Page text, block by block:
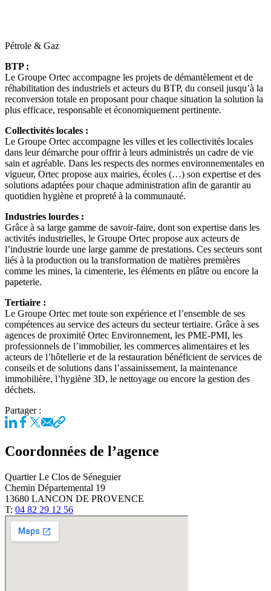
Pétrole & Gaz
BTP :
Le Groupe Ortec accompagne les projets de démantèlement et de
réhabilitation des industriels et acteurs du BTP, du conseil jusqu’à la
reconversion totale en proposant pour chaque situation la solution la
plus efficace, responsable et économiquement pertinente.
Collectivités locales :
Le Groupe Ortec accompagne les villes et les collectivités locales
dans leur démarche pour offrir à leurs administrés un cadre de vie
sain et agréable. Dans les respects des normes environnementales en
vigueur, Ortec propose aux mairies, écoles (…) son expertise et des
solutions adaptées pour chaque administration afin de garantir au
quotidien hygiène et propreté à la communauté.
Industries lourdes :
Grâce à sa large gamme de savoir-faire, dont son expertise dans les
activités industrielles, le Groupe Ortec propose aux acteurs de
l’industrie lourde une large gamme de prestations. Ces secteurs sont
liés à la production ou la transformation de matières premières
comme les mines, la cimenterie, les éléments en plâtre ou encore la
papeterie.
Tertiaire :
Le Groupe Ortec met toute son expérience et l’ensemble de ses
compétences au service des acteurs du secteur tertiaire. Grâce à ses
agences de proximité Ortec Environnement, les PME-PMI, les
professionnels de l’immobilier, les commerces alimentaires et les
acteurs de l’hôtellerie et de la restauration bénéficient de services de
conseils et de solutions dans l’assainissement, la maintenance
immobilière, l’hygiène 3D, le nettoyage ou encore la gestion des
déchets.
Partager :
Coordonnées de l’agence
Quartier Le Clos de Séneguier
Chemin Départemental 19
13680 LANCON DE PROVENCE
T: 04 82 29 12 56